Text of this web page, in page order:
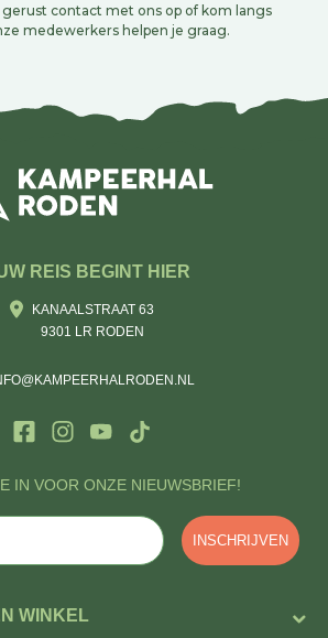
contact met ons op of kom langs
medewerkers helpen je graag.
IN VOOR ONZE NIEUWSBRIEF!
INSCHRIJVEN
REIS BEGINT HIER
KANAALSTRAAT 63
9301 LR RODEN
WINKEL